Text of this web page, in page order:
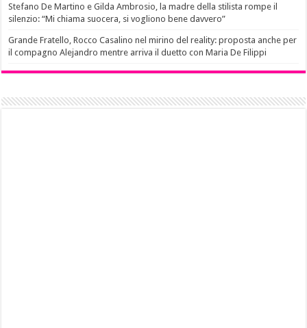
Stefano De Martino e Gilda Ambrosio, la madre della stilista rompe il
silenzio: “Mi chiama suocera, si vogliono bene davvero”
Grande Fratello, Rocco Casalino nel mirino del reality: proposta anche per
il compagno Alejandro mentre arriva il duetto con Maria De Filippi